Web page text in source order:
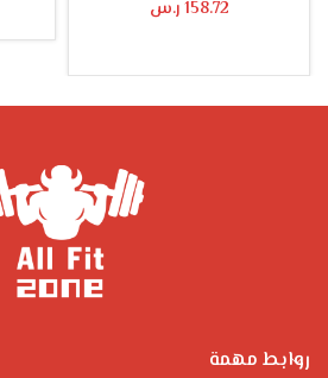
158.72 ر.س
روابط مهمة